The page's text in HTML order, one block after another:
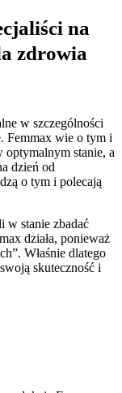
na
zdrowia
w szczególności
Femmax wie o tym i
optymalnym stanie, a
dzień od
o tym i polecają
w stanie zbadać
działa, ponieważ
Właśnie dlatego
skuteczność i